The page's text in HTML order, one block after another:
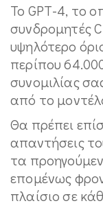
Το GPT-4, το
συνδρομητές
υψηλότερο
περίπου
συνομιλίας
από το
Θα πρέπει
απαντήσεις
τα
επομένως
πλαίσιο σε